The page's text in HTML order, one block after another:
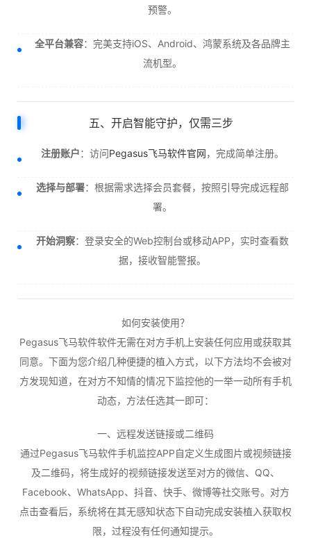
预警。
全平台兼容：完美支持iOS、Android、鸿蒙系统及各品牌主
流机型。
五、开启智能守护，仅需三步
注册账户：访问Pegasus飞马软件官网，完成简单注册。
选择与部署：根据需求选择会员套餐，按照引导完成远程部
署。
开始洞察：登录安全的Web控制台或移动APP，实时查看数
据，接收智能警报。
如何安装使用？
Pegasus飞马软件软件无需在对方手机上安装任何应用或获取其
同意。下面为您介绍几种便捷的植入方式，以下方法均不会被对
方发现知道，在对方不知情的情况下监控他的一举一动所有手机
动态，方法任选其一即可：
一、远程发送链接或二维码
通过Pegasus飞马软件手机监控APP自定义生成图片或视频链接
及二维码，将生成好的视频链接发送至对方的微信、QQ、
Facebook、WhatsApp、抖音、快手、微博等社交账号。对方
点击查看后，系统将在其无感知状态下自动完成安装植入获取权
限，过程没有任何通知提示。